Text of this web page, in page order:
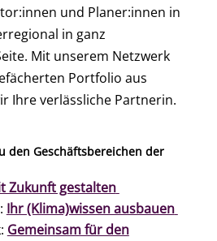
und Planer:innen in
in ganz
Mit unserem Netzwerk
Portfolio aus
Ihre verlässliche Partnerin.
den Geschäftsbereichen der
Zukunft gestalten
Ihr (Klima)wissen ausbauen
Gemeinsam für den